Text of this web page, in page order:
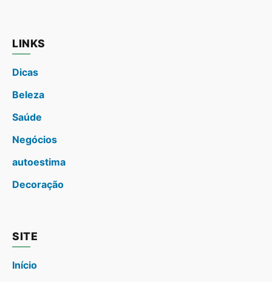
LINKS
Dicas
Beleza
Saúde
Negócios
autoestima
Decoração
SITE
Início